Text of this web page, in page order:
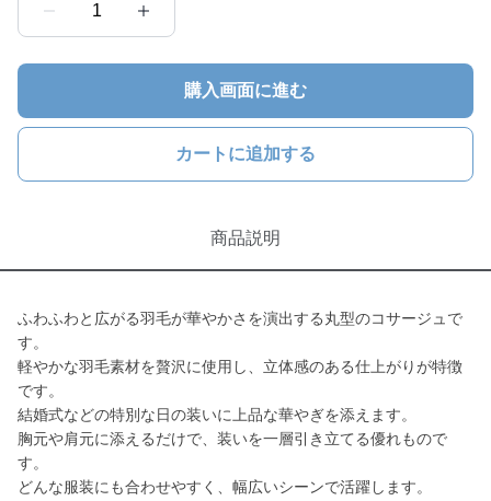
1
購入画面に進む
カートに追加する
商品説明
ふわふわと広がる羽毛が華やかさを演出する丸型のコサージュで
す。
軽やかな羽毛素材を贅沢に使用し、立体感のある仕上がりが特徴
です。
結婚式などの特別な日の装いに上品な華やぎを添えます。
胸元や肩元に添えるだけで、装いを一層引き立てる優れもので
す。
どんな服装にも合わせやすく、幅広いシーンで活躍します。